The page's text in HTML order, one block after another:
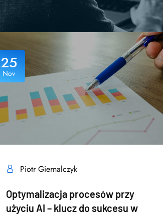
25
Nov
Piotr Giernalczyk
Optymalizacja procesów przy
użyciu AI – klucz do sukcesu w